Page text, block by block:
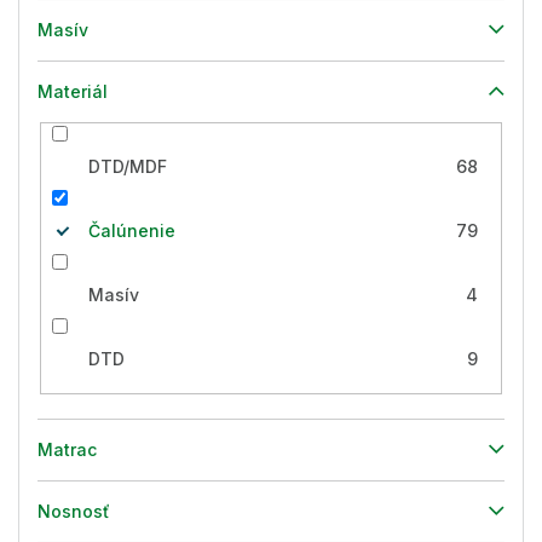
Masív
Materiál
DTD/MDF 68
Čalúnenie 79
Masív 4
DTD 9
Matrac
Nosnosť